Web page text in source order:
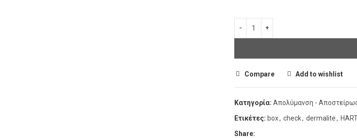
Compare Add to wishlist
Κατηγορία: Απολύμανση -
Ετικέτες: box, check, dermalite ,
Share: